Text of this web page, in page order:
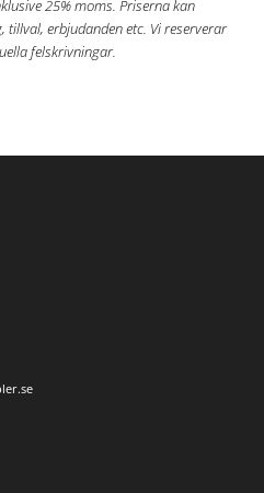
25% moms. Priserna kan
erbjudanden etc. Vi reserverar
felskrivningar.